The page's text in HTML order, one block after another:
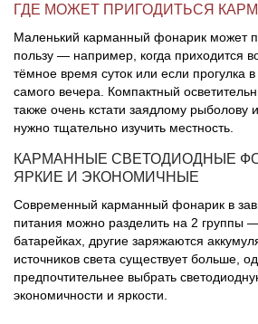
ГДЕ МОЖЕТ ПРИГОДИТЬСЯ
Маленький карманный фонарик может
пользу — например, когда приходится
тёмное время суток или если прогулка
самого вечера. Компактный
также очень кстати заядлому рыболову
нужно тщательно изучить местность.
КАРМАННЫЕ СВЕТОДИОДНЫЕ
ЯРКИЕ И ЭКОНОМИЧНЫЕ
Современный карманный фонарик в
питания можно разделить на 2 группы
батарейках, другие заряжаются
источников света существует больше,
предпочтительнее выбрать
экономичности и яркости.